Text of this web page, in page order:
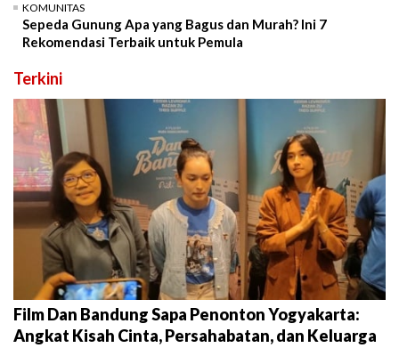
KOMUNITAS
Sepeda Gunung Apa yang Bagus dan Murah? Ini 7
Rekomendasi Terbaik untuk Pemula
Terkini
Film Dan Bandung Sapa Penonton Yogyakarta:
Angkat Kisah Cinta, Persahabatan, dan Keluarga